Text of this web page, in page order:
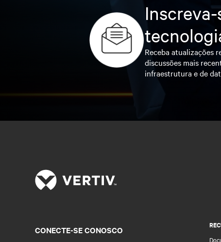
Receba atualizações
discussões mais
infraestrutura e de
CONECTE-SE CONOSCO